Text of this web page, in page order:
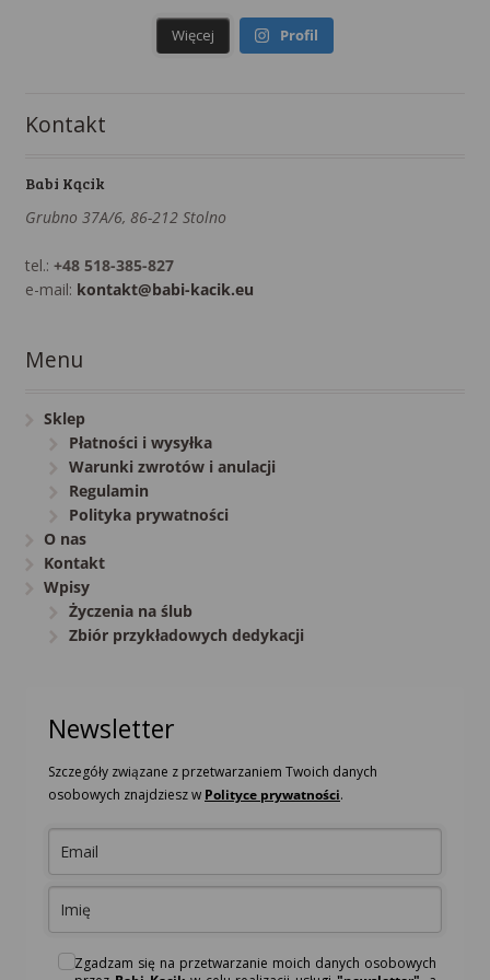
Więcej Profil
Kontakt
Babi Kącik
Grubno 37A/6, 86-212 Stolno
tel.: +48 518-385-827
e-mail: kontakt@babi-kacik.eu
Menu
Sklep
Płatności i wysyłka
Warunki zwrotów i anulacji
Regulamin
Polityka prywatności
O nas
Kontakt
Wpisy
Życzenia na ślub
Zbiór przykładowych dedykacji
Newsletter
Szczegóły związane z przetwarzaniem Twoich danych
osobowych znajdziesz w Polityce prywatności.
Zgadzam się na przetwarzanie moich danych osobowych